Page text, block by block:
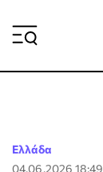
Ελλάδα
04.06.2026 18:49